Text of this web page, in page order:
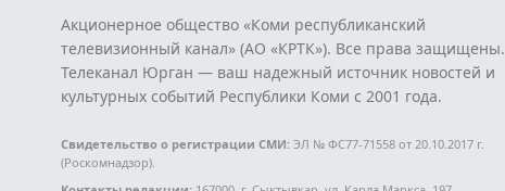
Акционерное общество «Коми республиканский
телевизионный канал» (АО «КРТК»). Все права защищены.
Телеканал Юрган — ваш надежный источник новостей и
культурных событий Республики Коми с 2001 года.
Свидетельство о регистрации СМИ: ЭЛ № ФС77-71558 от 20.10.2017 г.
(Роскомнадзор).